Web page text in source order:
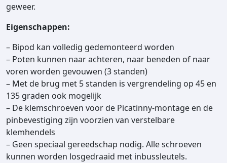
9
,
0
0
0
U
)
a
t
a
geweer.
Eigenschappen:
– Bipod kan volledig gedemonteerd worden
– Poten kunnen naar achteren, naar beneden of naar
voren worden gevouwen (3 standen)
– Met de brug met 5 standen is vergrendeling op 45 en
135 graden ook mogelijk
– De klemschroeven voor de Picatinny-montage en de
pinbevestiging zijn voorzien van verstelbare
klemhendels
– Geen speciaal gereedschap nodig. Alle schroeven
kunnen worden losgedraaid met inbussleutels.